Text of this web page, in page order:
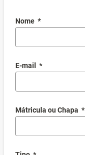
Nome *
E-mail *
Mátricula ou Chapa *